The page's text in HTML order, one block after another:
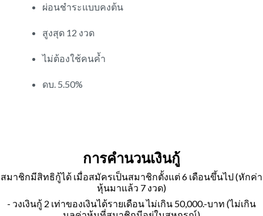
ผ่อนชำระแบบคงต้น
สูงสุด 12 งวด
ไม่ต้องใช้คนค้ำ
ดบ. 5.50%
การคำนวนเงินกู้
สมาชิกมีสิทธิกู้ได้ เมื่อสมัครเป็นสมาชิกตั้งแต่ 6 เดือนขึ้นไป (หักค่า
หุ้นมาแล้ว 7 งวด)
- วงเงินกู้ 2 เท่าของเงินได้รายเดือน ไม่เกิน 50,000.-บาท (ไม่เกิน